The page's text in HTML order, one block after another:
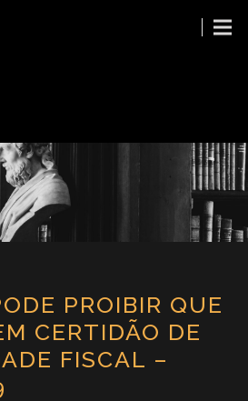
PROIBIR QUE
CERTIDÃO DE
FISCAL –